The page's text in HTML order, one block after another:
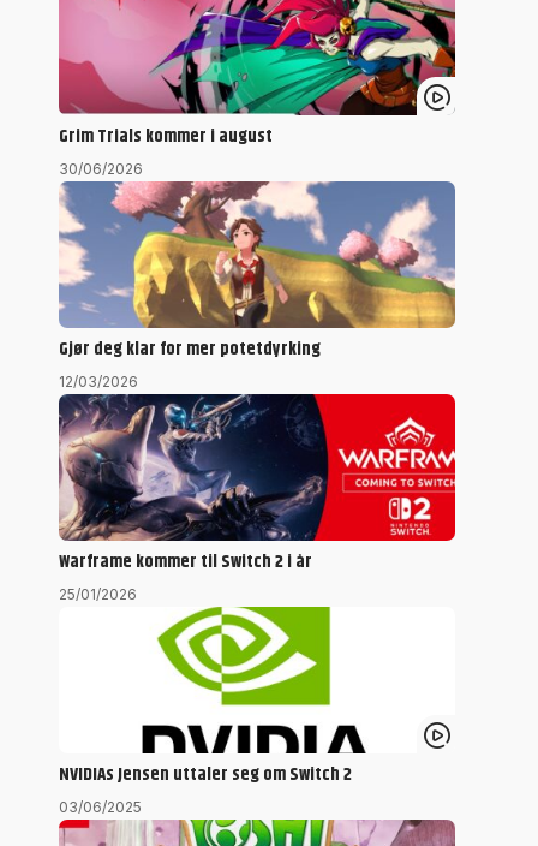
Grim Trials kommer i august
30/06/2026
Gjør deg klar for mer potetdyrking
12/03/2026
Warframe kommer til Switch 2 i år
25/01/2026
NVIDIAs Jensen uttaler seg om Switch 2
03/06/2025